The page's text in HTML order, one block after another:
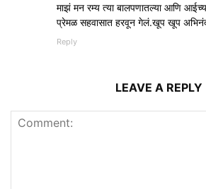
माझं मन रम्य त्या बालपणातल्या आणि
प्रेमळ सहवासात हरवून गेलं.खूप खूप
Reply
LEAVE A REPLY